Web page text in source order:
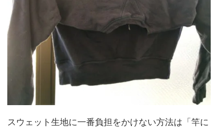
スウェット生地に一番負担をかけない方法は「竿に